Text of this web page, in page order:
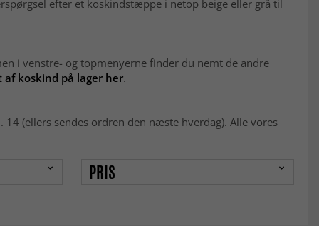
efter et koskindstæppe i netop beige eller grå til
i venstre- og topmenyerne finder du nemt de andre
koskind på lager her.
(ellers sendes ordren den næste hverdag). Alle vores
PRIS